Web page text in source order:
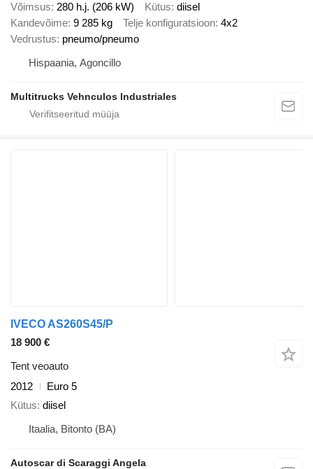
Võimsus 280 h.j. (206 kW) Kütus diisel
Kandevõime 9 285 kg Telje konfiguratsioon 4x2
Vedrustus pneumo/pneumo
Hispaania, Agoncillo
Multitrucks Vehnculos Industriales
IVECO AS260S45/P
18 900 €
Tent veoauto
2012
Euro 5
Kütus diisel
Itaalia, Bitonto (BA)
Autoscar di Scaraggi Angela